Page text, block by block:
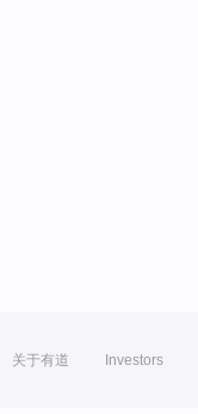
关于有道 Investors